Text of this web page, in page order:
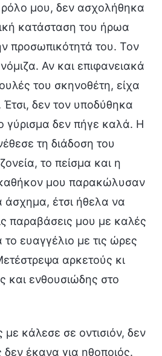
μου, δεν ασχολήθηκα
κατάσταση του ήρωα
προσωπικότητά του. Τον
Αν και επιφανειακά
του σκηνοθέτη, είχα
δεν τον υποδύθηκα
γύρισμα δεν πήγε καλά. Η
τη διάδοση του
το πείσμα και η
μου παρακώλυσαν
άσχημα, έτσι ήθελα να
παραβάσεις μου με καλές
το ευαγγέλιο με τις ώρες
αρκετούς κι
και ενθουσιώδης στο
κάλεσε σε οντισιόν, δεν
έκανα για ηθοποιός.